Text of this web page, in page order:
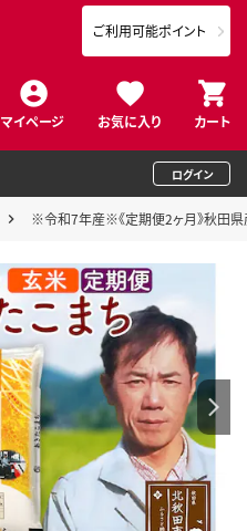
マイページ お気に入り カート
ご利用可能ポイント
ログイン
※令和7年産※《定期便2ヶ月》秋田県